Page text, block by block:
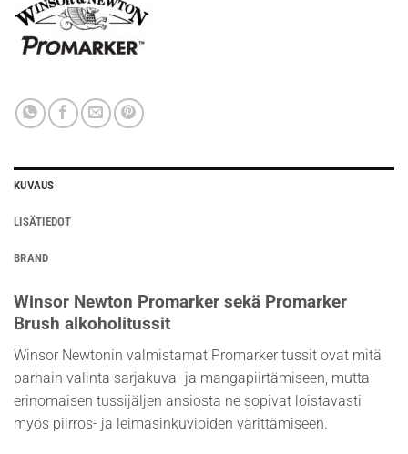
KUVAUS
LISÄTIEDOT
BRAND
Winsor Newton Promarker sekä Promarker
Brush alkoholitussit
Winsor Newtonin valmistamat Promarker tussit ovat mitä
parhain valinta sarjakuva- ja mangapiirtämiseen, mutta
erinomaisen tussijäljen ansiosta ne sopivat loistavasti
myös piirros- ja leimasinkuvioiden värittämiseen.